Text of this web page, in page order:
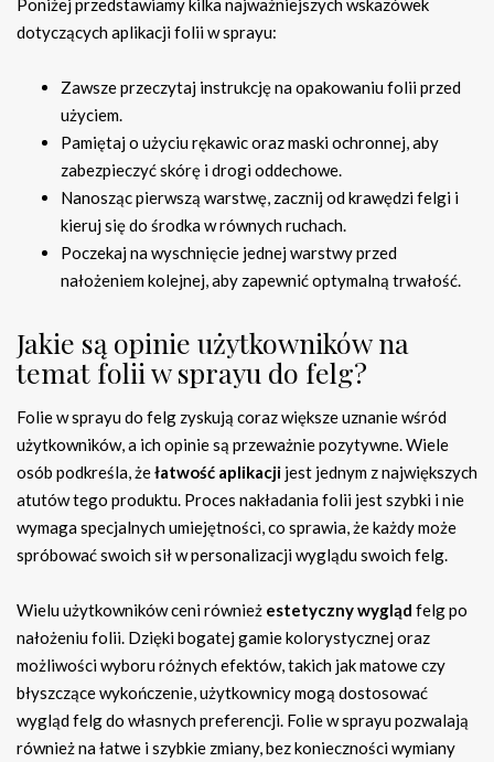
Poniżej przedstawiamy kilka najważniejszych wskazówek
dotyczących aplikacji folii w sprayu:
Zawsze przeczytaj instrukcję na opakowaniu folii przed
użyciem.
Pamiętaj o użyciu rękawic oraz maski ochronnej, aby
zabezpieczyć skórę i drogi oddechowe.
Nanosząc pierwszą warstwę, zacznij od krawędzi felgi i
kieruj się do środka w równych ruchach.
Poczekaj na wyschnięcie jednej warstwy przed
nałożeniem kolejnej, aby zapewnić optymalną trwałość.
Jakie są opinie użytkowników na
temat folii w sprayu do felg?
Folie w sprayu do felg zyskują coraz większe uznanie wśród
użytkowników, a ich opinie są przeważnie pozytywne. Wiele
osób podkreśla, żełatwość aplikacji jest jednym z największych
atutów tego produktu. Proces nakładania folii jest szybki i nie
wymaga specjalnych umiejętności, co sprawia, że każdy może
spróbować swoich sił w personalizacji wyglądu swoich felg.
Wielu użytkowników ceni również estetyczny wygląd felg po
nałożeniu folii. Dzięki bogatej gamie kolorystycznej oraz
możliwości wyboru różnych efektów, takich jak matowe czy
błyszczące wykończenie, użytkownicy mogą dostosować
wygląd felg do własnych preferencji. Folie w sprayu pozwalają
również na łatwe i szybkie zmiany, bez konieczności wymiany